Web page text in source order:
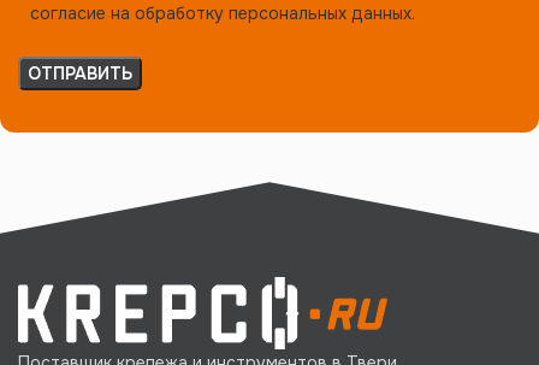
согласие на обработку персональных данных.